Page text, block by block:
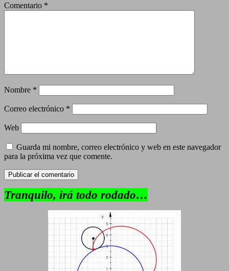
Comentario *
Nombre *
Correo electrónico *
Web
Guarda mi nombre, correo electrónico y web en este navegador
para la próxima vez que comente.
Tranquilo, irá todo rodado…